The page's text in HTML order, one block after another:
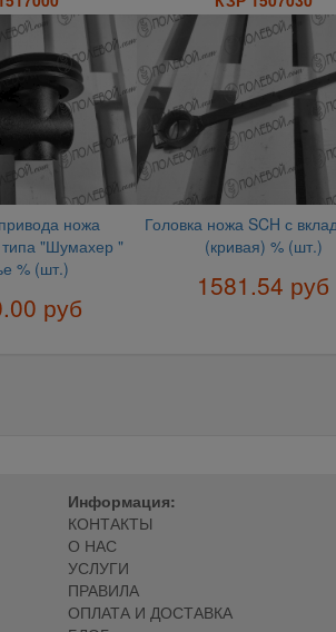
ножа
типа "Шумахер "
% (шт.)
руб
Головка ножа SCH с
(кривая) % (шт.)
1581.54 руб
Информация:
КОНТАКТЫ
О НАС
УСЛУГИ
ПРАВИЛА
ОПЛАТА И ДОСТАВКА